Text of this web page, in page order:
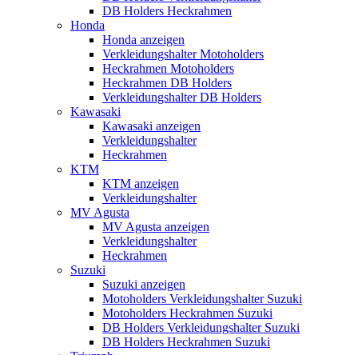
DB Holders Heckrahmen
Honda
Honda anzeigen
Verkleidungshalter Motoholders
Heckrahmen Motoholders
Heckrahmen DB Holders
Verkleidungshalter DB Holders
Kawasaki
Kawasaki anzeigen
Verkleidungshalter
Heckrahmen
KTM
KTM anzeigen
Verkleidungshalter
MV Agusta
MV Agusta anzeigen
Verkleidungshalter
Heckrahmen
Suzuki
Suzuki anzeigen
Motoholders Verkleidungshalter Suzuki
Motoholders Heckrahmen Suzuki
DB Holders Verkleidungshalter Suzuki
DB Holders Heckrahmen Suzuki